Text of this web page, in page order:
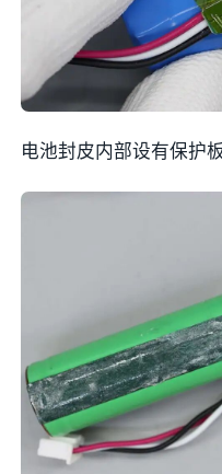
电池封皮内部设有保护板